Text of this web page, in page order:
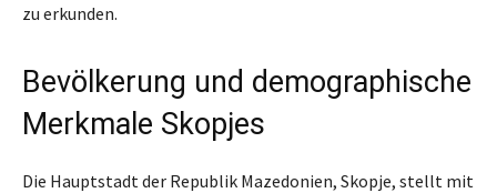
zu erkunden.
Bevölkerung und demographische
Merkmale Skopjes
Die Hauptstadt der Republik Mazedonien, Skopje, stellt mit